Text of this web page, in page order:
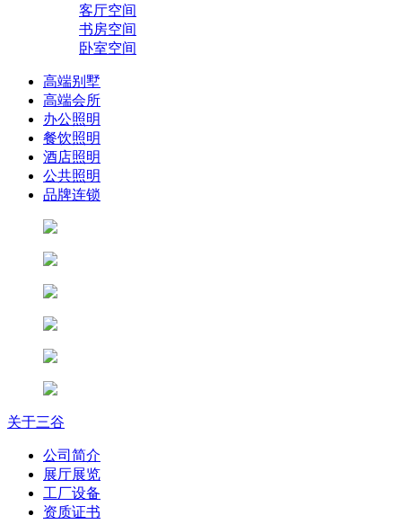
客厅空间
书房空间
卧室空间
高端别墅
高端会所
办公照明
餐饮照明
酒店照明
公共照明
品牌连锁
关于三谷
公司简介
展厅展览
工厂设备
资质证书